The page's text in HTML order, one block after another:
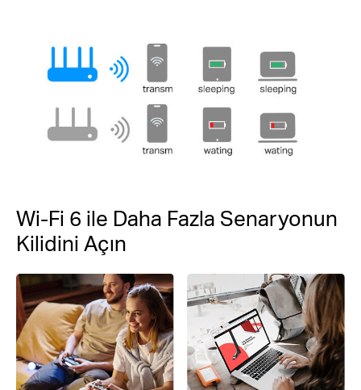
Wi-Fi 6 ile Daha Fazla Senaryonun
Kilidini Açın